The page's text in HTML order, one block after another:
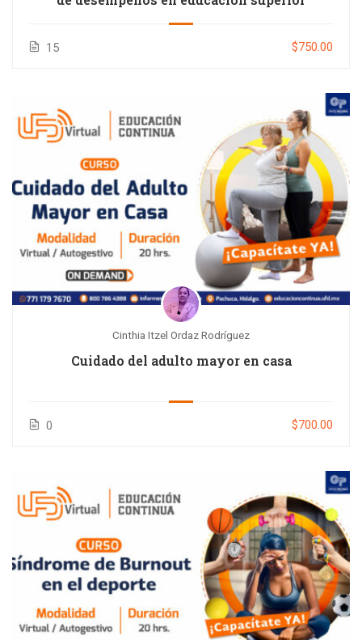
15 $750.00
Cinthia Itzel Ordaz Rodríguez
Cuidado del adulto mayor en casa
0 $700.00